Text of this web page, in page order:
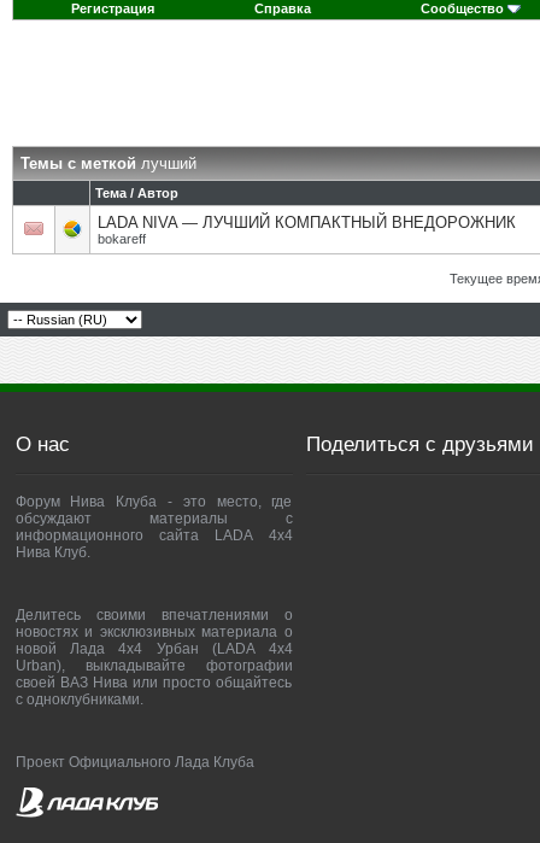
Регистрация Справка Сообщество
Темы с меткойлучший
Тема / Автор
LADA NIVA — ЛУЧШИЙ КОМПАКТНЫЙ ВНЕДОРОЖНИК
bokareff
Текущее
О нас
Форум Нива Клуба - это место, где
обсуждают материалы с
информационного сайта LADA 4x4
Нива Клуб.
Делитесь своими впечатлениями о
новостях и эксклюзивных материала о
новой Лада 4х4 Урбан (LADA 4x4
Urban), выкладывайте фотографии
своей ВАЗ Нива или просто общайтесь
с одноклубниками.
Проект Официального Лада Клуба
Поделиться с друзьями